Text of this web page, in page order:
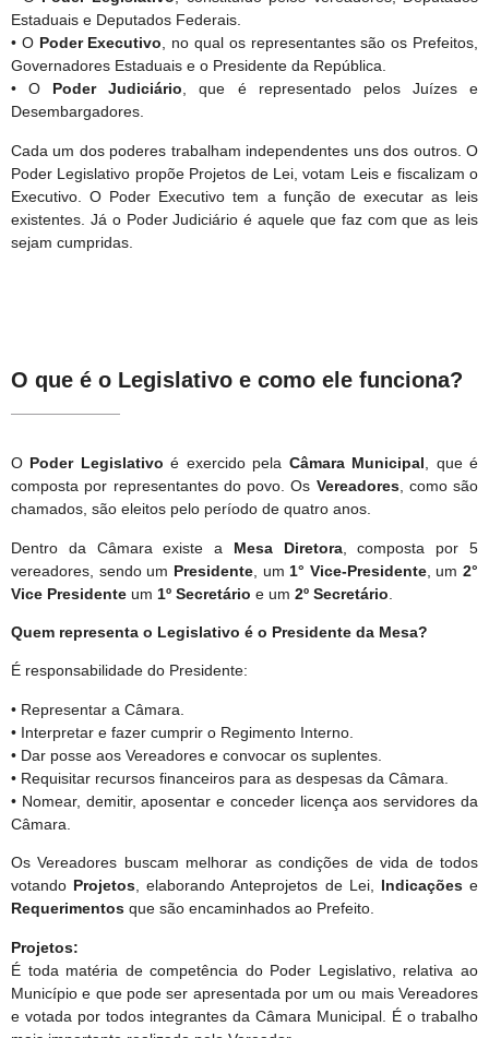
Estaduais e Deputados Federais.
• O Poder Executivo, no qual os representantes são os Prefeitos,
Governadores Estaduais e o Presidente da República.
• O Poder Judiciário, que é representado pelos Juízes e
Desembargadores.
Cada um dos poderes trabalham independentes uns dos outros. O
Poder Legislativo propõe Projetos de Lei, votam Leis e fiscalizam o
Executivo. O Poder Executivo tem a função de executar as leis
existentes. Já o Poder Judiciário é aquele que faz com que as leis
sejam cumpridas.
O que é o Legislativo e como ele funciona?
O Poder Legislativo é exercido pela Câmara Municipal , que é
composta por representantes do povo. Os Vereadores, como são
chamados, são eleitos pelo período de quatro anos.
Dentro da Câmara existe a Mesa Diretora, composta por 5
vereadores, sendo um Presidente, um 1° Vice-Presidente, um 2°
Vice Presidente um 1º Secretário e um 2º Secretário
Quem representa o Legislativo é o Presidente da Mesa?
É responsabilidade do Presidente:
• Representar a Câmara.
• Interpretar e fazer cumprir o Regimento Interno.
• Dar posse aos Vereadores e convocar os suplentes.
• Requisitar recursos financeiros para as despesas da Câmara.
• Nomear, demitir, aposentar e conceder licença aos servidores da
Câmara.
Os Vereadores buscam melhorar as condições de vida de todos
votando Projetos , elaborando Anteprojetos de Lei, Indicaçõese
Requerimentos que são encaminhados ao Prefeito.
Projetos:
É toda matéria de competência do Poder Legislativo, relativa ao
Município e que pode ser apresentada por um ou mais Vereadores
e votada por todos integrantes da Câmara Municipal. É o trabalho